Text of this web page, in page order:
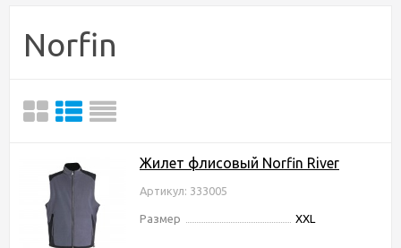
Norfin
Жилет флисовый Norfin River
Артикул: 333005
Размер XXL